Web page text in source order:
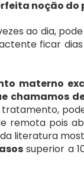
noção do
ao dia,
ficar
materno
chamamos
remota pois
literatura
superior a